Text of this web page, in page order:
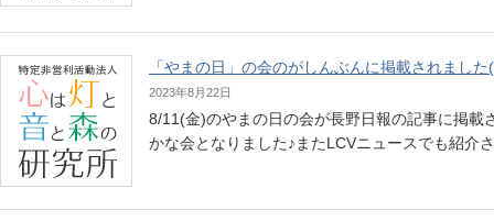
「やまの日」の会のがしんぶんに掲載されまし
2023年8月22日
8/11(金)のやまの日の会が長野日報の記事に掲載
かな会となりました♪またLCVニュースでも紹